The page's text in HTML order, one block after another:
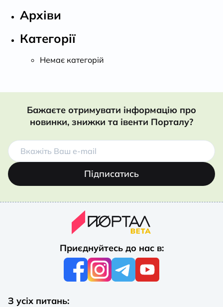
Архіви
Категорії
Немає категорій
Бажаєте отримувати інформацію про
новинки, знижки та івенти Порталу?
Підписатись
Приєднуйтесь до нас в:
З усіх питань: